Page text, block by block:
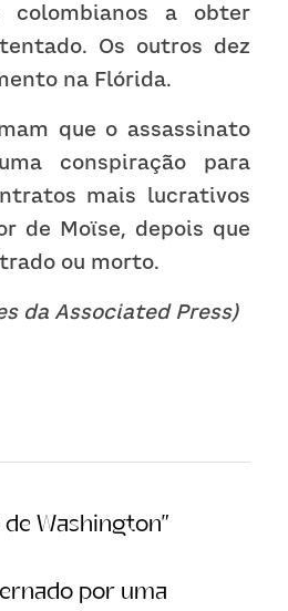
colombianos a obter
Os outros dez
na Flórida.
que o assassinato
conspiração para
mais lucrativos
de Moïse, depois que
ou morto.
da Associated Press)
Washington”
por uma